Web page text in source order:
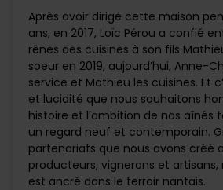
Après avoir dirigé cette maison
ans, en 2017, Loïc Pérou a confié
rênes des cuisines à son fils
soeur en 2019, aujourd’hui, Anne-
service et Mathieu les cuisines. Et
et lucidité que nous souhaitons
histoire et l’ambition de nos aînés
un regard neuf et contemporain.
partenariats que nous avons créé
producteurs, vignerons et
est ancré dans le terroir nantais.